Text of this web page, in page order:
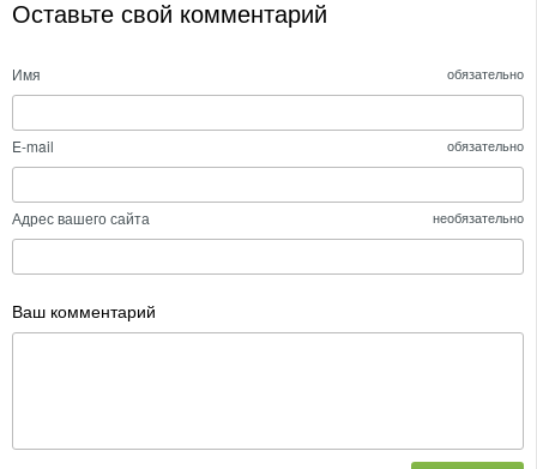
Оставьте свой комментарий
Имя обязательно
E-mail обязательно
Адрес вашего сайта необязательно
Ваш комментарий